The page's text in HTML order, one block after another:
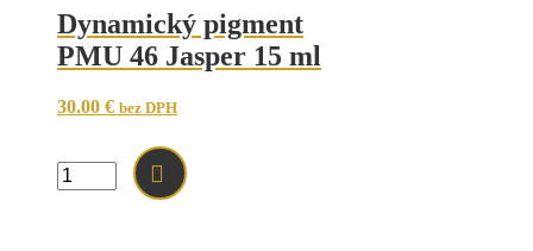
Neutrálny
oranžový
pigment
15
ml
Dynamický pigment
PMU 46 Jasper 15 ml
30.00 € bez DPH
množstvo
Dynamický